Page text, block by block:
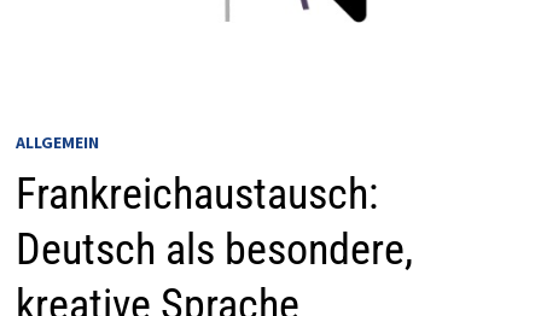
ALLGEMEIN
Frankreichaustausch:
Deutsch als besondere,
kreative Sprache